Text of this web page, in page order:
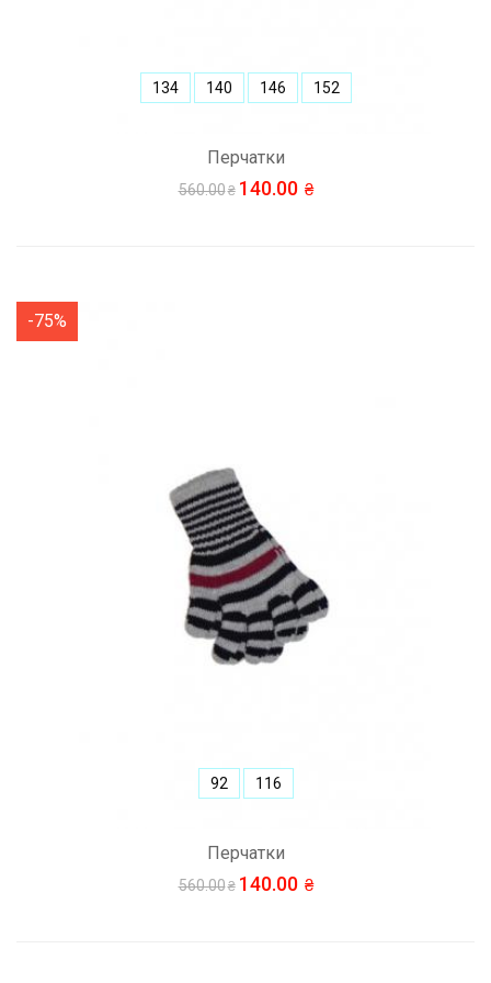
Перчатки
560.00 140.00
134 140 146 152
-75%
Перчатки
560.00 140.00
92 116